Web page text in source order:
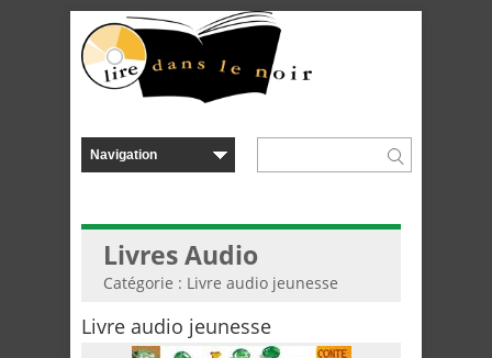
Livres Audio
Catégorie : Livre audio jeunesse
Livre audio jeunesse